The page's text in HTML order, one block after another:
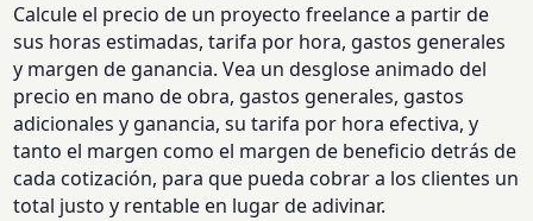
Calcule el precio de un proyecto freelance a partir de
sus horas estimadas, tarifa por hora, gastos generales
y margen de ganancia. Vea un desglose animado del
precio en mano de obra, gastos generales, gastos
adicionales y ganancia, su tarifa por hora efectiva, y
tanto el margen como el margen de beneficio detrás de
cada cotización, para que pueda cobrar a los clientes un
total justo y rentable en lugar de adivinar.